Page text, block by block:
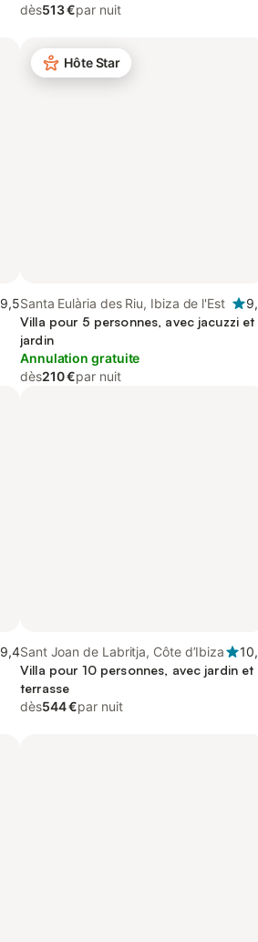
dès513 €par nuit
9,5
Hôte Star
Santa Eulària des Riu, Ibiza de l'Est
Villa pour 5 personnes, avec jacuzzi et
jardin
Annulation gratuite
dès210 €par nuit
9,4Sant Joan de Labritja, Côte d’Ibiza
Villa pour 10 personnes, avec jardin et
terrasse
dès544 €par nuit